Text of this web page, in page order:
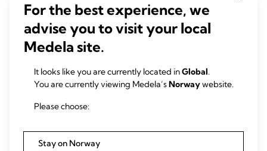
For the best experience, we
advise you to visit your local
Medela site.
It looks like you are currently located inGlobal.
You are currently viewing Medela’sNorwaywebsite.
Please choose:
Stay on Norway